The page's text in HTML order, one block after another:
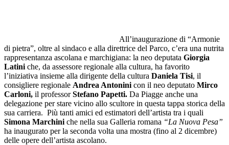
All’inaugurazione di “Armonie
di pietra”, oltre al sindaco e alla direttrice del Parco, c’era una nutrita
rappresentanza ascolana e marchigiana: la neo deputata Giorgia
Latini che, da assessore regionale alla cultura, ha favorito
l’iniziativa insieme alla dirigente della cultura Daniela Tisi, il
consigliere regionale Andrea Antonini con il neo deputato Mirco
Carloni, il professorStefano Papetti. Da Piagge anche una
delegazione per stare vicino allo scultore in questa tappa storica della
sua carriera. Più tanti amici ed estimatori dell’artista tra i quali
Simona Marchini che nella sua Galleria romana “La Nuova Pesa”
ha inaugurato per la seconda volta una mostra (fino al 2 dicembre)
delle opere dell’artista ascolano.